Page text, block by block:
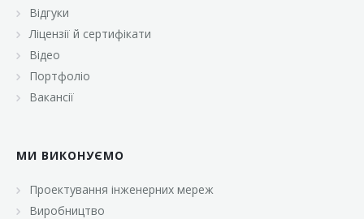
«ВК Експресс»
«Класс»
«Континент»
Відгуки
Ліцензії й сертифікати
Відео
Портфоліо
Вакансії
МИ ВИКОНУЄМО
Проектування інженерних мереж
Виробництво